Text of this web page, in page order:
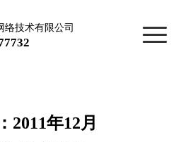
络技术有限公司
2011年12月